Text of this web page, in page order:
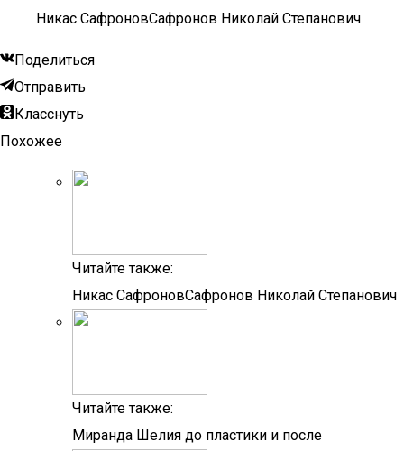
Никас СафроновСафронов Николай Степанович
Поделиться
Отправить
Класснуть
Похожее
Читайте также:
Никас СафроновСафронов Николай Степанович
Читайте также:
Миранда Шелия до пластики и после